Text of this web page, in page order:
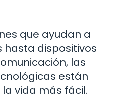
que ayudan a
dispositivos
las
están
vida más fácil.